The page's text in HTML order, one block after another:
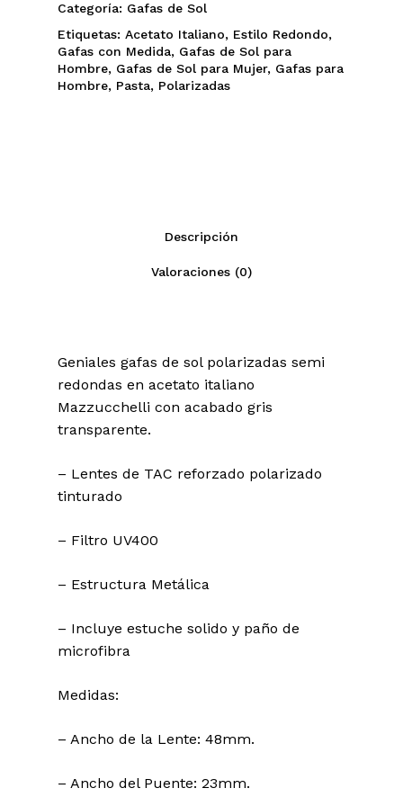
Categoría: Gafas de Sol
Etiquetas: Acetato Italiano, Estilo Redondo,
Gafas con Medida, Gafas de Sol para
Hombre, Gafas de Sol para Mujer, Gafas para
Hombre, Pasta, Polarizadas
Descripción
Valoraciones (0)
Geniales gafas de sol polarizadas semi
redondas en acetato italiano
Mazzucchelli con acabado gris
transparente.
– Lentes de TAC reforzado polarizado
tinturado
– Filtro UV400
– Estructura Metálica
– Incluye estuche solido y paño de
microfibra
Medidas:
– Ancho de la Lente: 48mm.
– Ancho del Puente: 23mm.